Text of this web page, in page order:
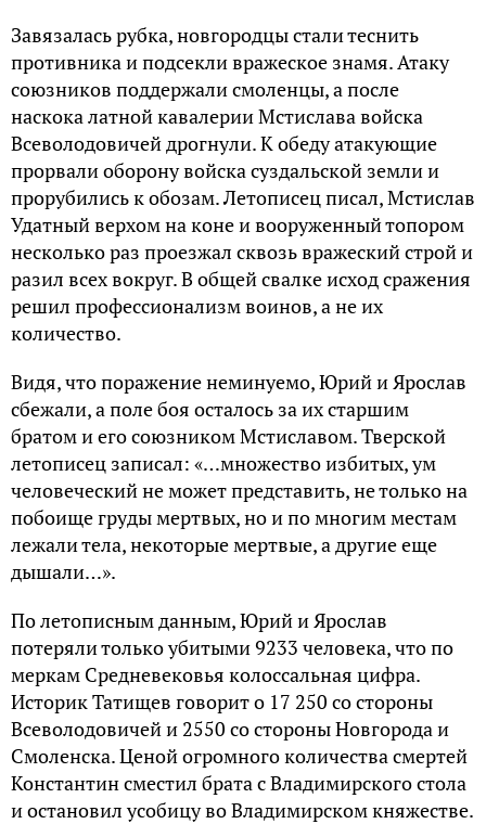
Завязалась рубка, новгородцы стали теснить
противника и подсекли вражеское знамя. Атаку
союзников поддержали смоленцы, а после
наскока латной кавалерии Мстислава войска
Всеволодовичей дрогнули. К обеду атакующие
прорвали оборону войска суздальской земли и
прорубились к обозам. Летописец писал, Мстислав
Удатный верхом на коне и вооруженный топором
несколько раз проезжал сквозь вражеский строй и
разил всех вокруг. В общей свалке исход сражения
решил профессионализм воинов, а не их
количество.
Видя, что поражение неминуемо, Юрий и Ярослав
сбежали, а поле боя осталось за их старшим
братом и его союзником Мстиславом. Тверской
летописец записал: «…множество избитых, ум
человеческий не может представить, не только на
побоище груды мертвых, но и по многим местам
лежали тела, некоторые мертвые, а другие еще
дышали…».
По летописным данным, Юрий и Ярослав
потеряли только убитыми 9233 человека, что по
меркам Средневековья колоссальная цифра.
Историк Татищев говорит о 17 250 со стороны
Всеволодовичей и 2550 со стороны Новгорода и
Смоленска. Ценой огромного количества смертей
Константин сместил брата с Владимирского стола
и остановил усобицу во Владимирском княжестве.